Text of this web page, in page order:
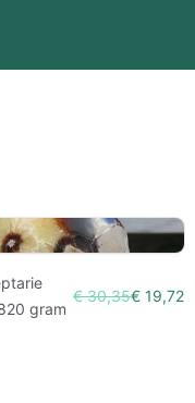
gram
€ 30,35€ 19,72